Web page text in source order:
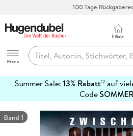
Hugendubel
Menu
Filiale
Summer Sale: 13% Rabatt12auf
Code
erfahren
Band 1